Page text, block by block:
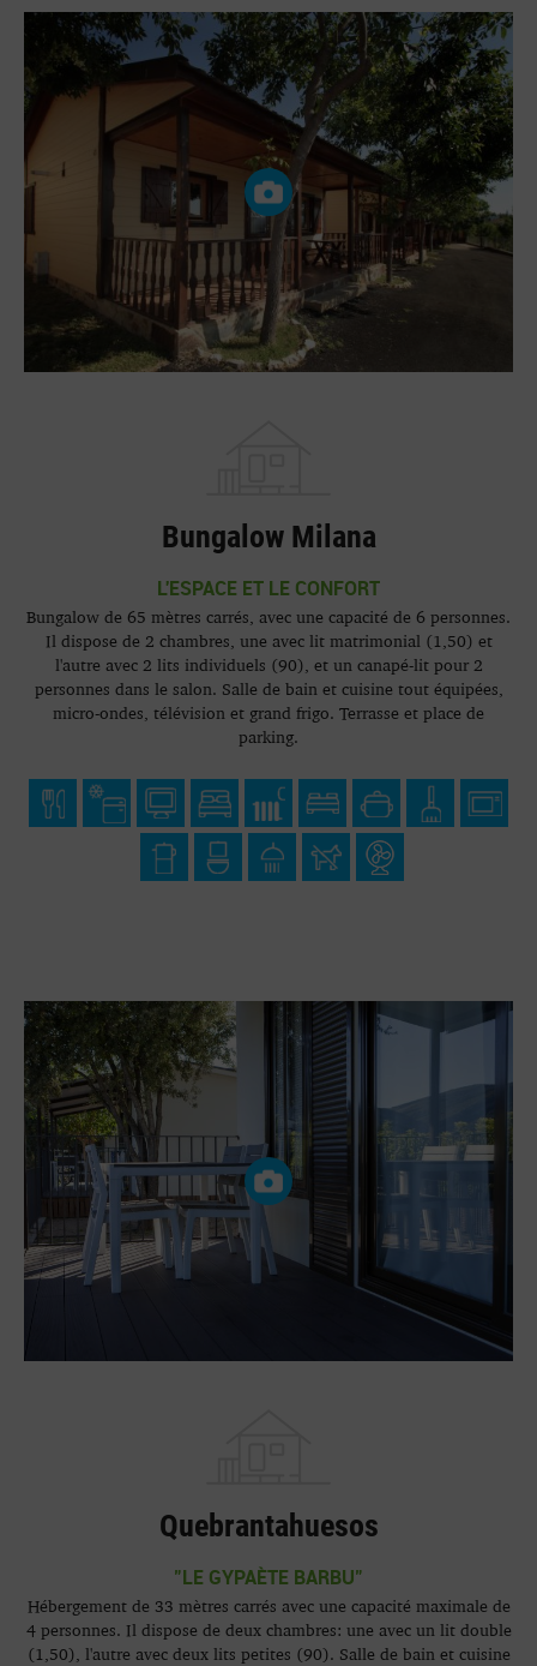
Bungalow Milana
L'ESPACE ET LE CONFORT
Bungalow de 65 mètres carrés, avec une capacité de 6 personnes.
Il dispose de 2 chambres, une avec lit matrimonial (1,50) et
l'autre avec 2 lits individuels (90), et un canapé-lit pour 2
personnes dans le salon. Salle de bain et cuisine tout équipées,
micro-ondes, télévision et grand frigo. Terrasse et place de
parking.
Quebrantahuesos
"LE GYPAÈTE BARBU"
Hébergement de 33 mètres carrés avec une capacité maximale de
4 personnes. Il dispose de deux chambres: une avec un lit double
(1,50), l'autre avec deux lits petites (90). Salle de bain et cuisine